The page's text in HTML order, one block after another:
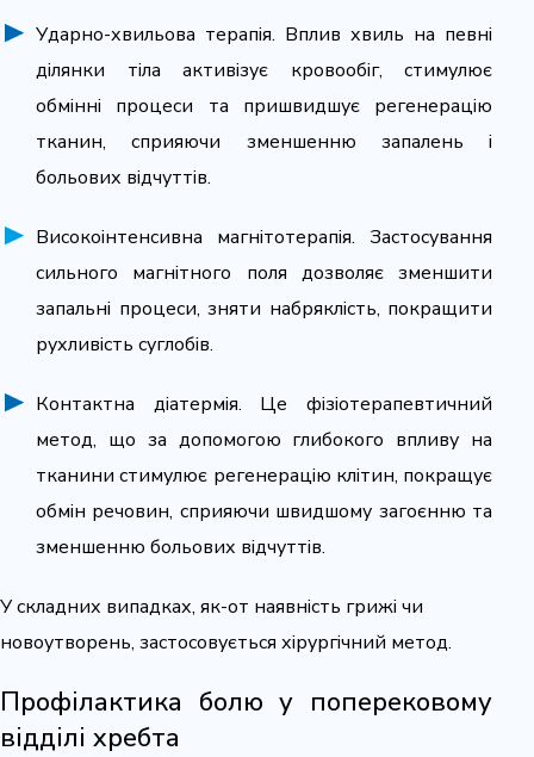
Ударно-хвильова терапія. Вплив хвиль на певні
ділянки тіла активізує кровообіг, стимулює
обмінні процеси та пришвидшує регенерацію
тканин, сприяючи зменшенню запалень і
больових відчуттів.
Високоінтенсивна магнітотерапія. Застосування
сильного магнітного поля дозволяє зменшити
запальні процеси, зняти набряклість, покращити
рухливість суглобів.
Контактна діатермія. Це фізіотерапевтичний
метод, що за допомогою глибокого впливу на
тканини стимулює регенерацію клітин, покращує
обмін речовин, сприяючи швидшому загоєнню та
зменшенню больових відчуттів.
У складних випадках, як-от наявність грижі чи
новоутворень, застосовується хірургічний метод.
Профілактика болю у поперековому
відділі хребта